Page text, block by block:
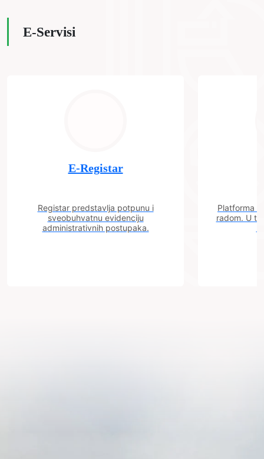
E-Servisi
E-Registar
Registar predstavlja potpunu i
sveobuhvatnu evidenciju
administrativnih postupaka.
Platforma
radom. U